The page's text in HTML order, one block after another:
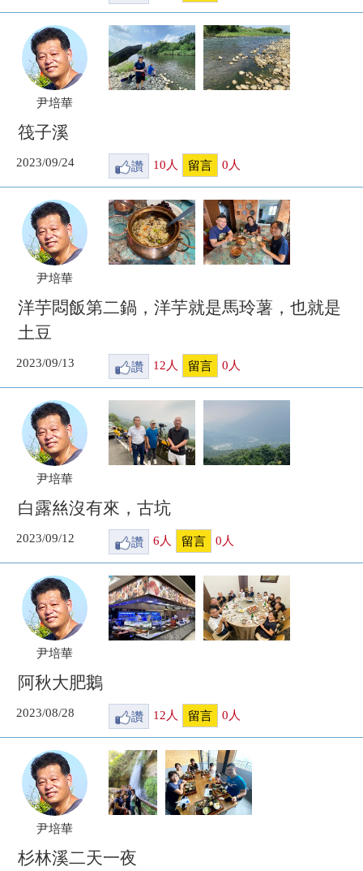
尹培華
筏子溪
2023/09/24 讚 10人 留言 0人
尹培華
洋芋悶飯第二鍋，洋芋就是馬玲薯，也就是
土豆
2023/09/13 讚 12 人 留言 0 人
尹培華
白露𢇁沒有來，古坑
2023/09/12 讚 6 人 留言 0 人
尹培華
阿秋大肥鵝
2023/08/28 讚 12 人 留言 0 人
尹培華
杉林溪二天一夜